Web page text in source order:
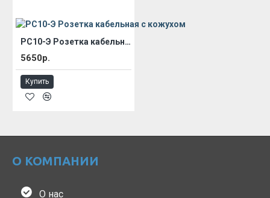
РС10-Э Розетка кабельная с кожухом
5650р.
Купить
О КОМПАНИИ
О нас